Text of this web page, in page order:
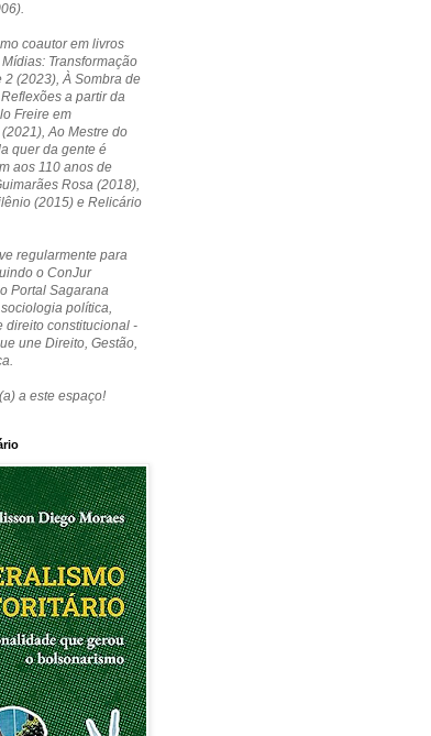
coautor em livros
Transformação
2 (2023), À Sombra de
a partir da
Freire em
Ao Mestre do
quer da gente é
aos 110 anos de
Rosa (2018),
(2015) e Relicário
regularmente para
o ConJur
Portal Sagarana
política,
direito constitucional -
une Direito, Gestão,
a este espaço!